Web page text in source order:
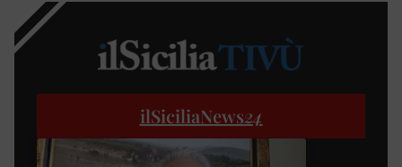
ilSiciliaNews24